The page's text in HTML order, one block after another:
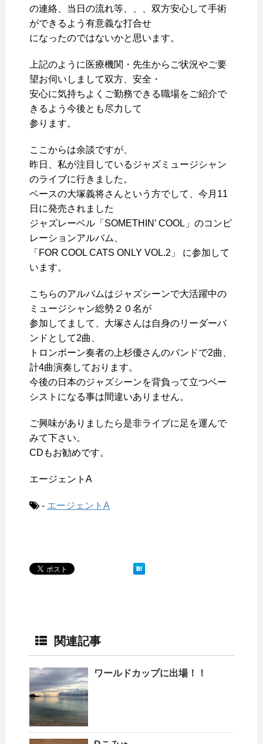
の連絡、当日の流れ等、、、双方安心して手術
ができるよう有意義な打合せ
になったのではないかと思います。
上記のように医療機関・先生からご状況やご要
望お伺いしまして双方、安全・
安心に気持ちよくご勤務できる職場をご紹介で
きるよう今後とも尽力して
参ります。
ここからは余談ですが、
昨日、私が注目しているジャズミュージシャン
のライブに行きました。
ベースの大塚義将さんという方でして、今月11
日に発売されました
ジャズレーベル「SOMETHIN’ COOL」のコンピ
レーションアルバム、
「FOR COOL CATS ONLY VOL.2」 に参加して
います。
こちらのアルバムはジャズシーンで大活躍中の
ミュージシャン総勢２０名が
参加してまして、大塚さんは自身のリーダーバ
ンドとして2曲、
トロンボーン奏者の上杉優さんのバンドで2曲、
計4曲演奏しております。
今後の日本のジャズシーンを背負って立つベー
シストになる事は間違いありません。
ご興味がありましたら是非ライブに足を運んで
みて下さい。
CDもお勧めです。
エージェントA
- エージェントA
関連記事
ワールドカップに出場！！